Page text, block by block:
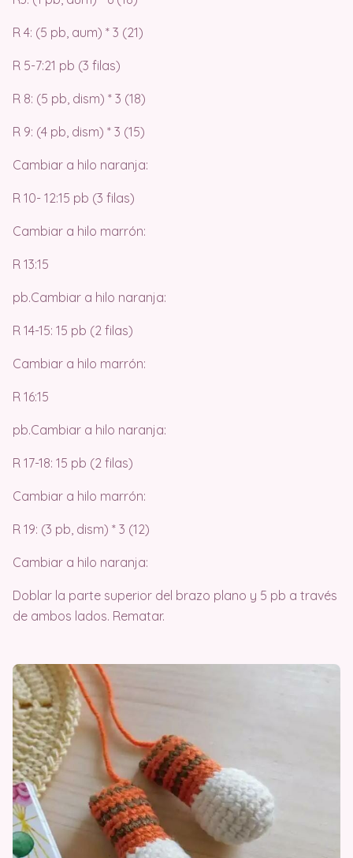
R 4: (5 pb, aum) * 3 (21)
R 5-7:21 pb (3 filas)
R 8: (5 pb, dism) * 3 (18)
R 9: (4 pb, dism) * 3 (15)
Cambiar a hilo naranja:
R 10- 12:15 pb (3 filas)
Cambiar a hilo marrón:
R 13:15
pb.Cambiar a hilo naranja:
R 14-15: 15 pb (2 filas)
Cambiar a hilo marrón:
R 16:15
pb.Cambiar a hilo naranja:
R 17-18: 15 pb (2 filas)
Cambiar a hilo marrón:
R 19: (3 pb, dism) * 3 (12)
Cambiar a hilo naranja:
Doblar la parte superior del brazo plano y 5 pb a través
de ambos lados. Rematar.